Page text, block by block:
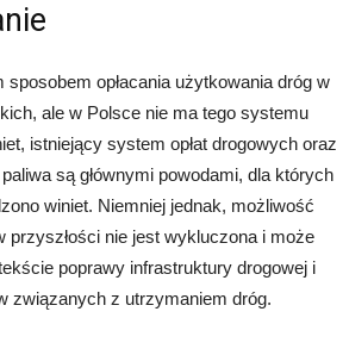
sposobem opłacania użytkowania dróg w
ale w Polsce nie ma tego systemu
istniejący system opłat drogowych oraz
są głównymi powodami, dla których
winiet. Niemniej jednak, możliwość
przyszłości nie jest wykluczona i może
poprawy infrastruktury drogowej i
związanych z utrzymaniem dróg.